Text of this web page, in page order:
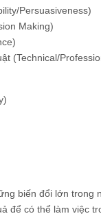
Persuasiveness)
Making)
(Technical/
biến đổi lớn trong
để có thể làm việc